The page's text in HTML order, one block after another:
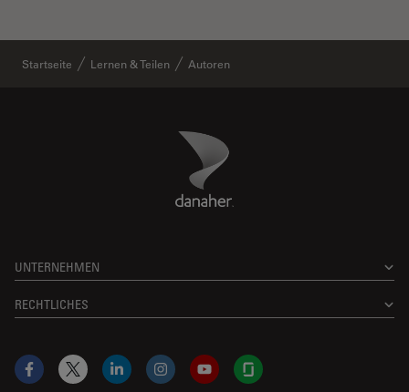
Startseite Lernen & Teilen Autoren
Danaher Logo
UNTERNEHMEN
RECHTLICHES
Facebook
X LinkedInInstagramYouTubeGlassdoor